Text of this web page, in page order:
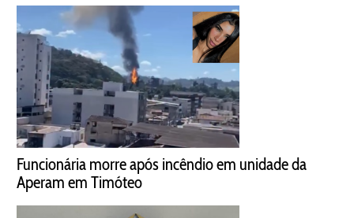
Funcionária morre após incêndio em unidade da
Aperam em Timóteo